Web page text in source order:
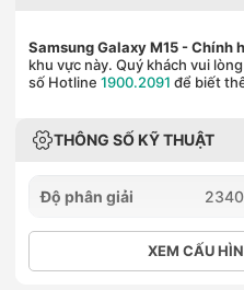
Samsung Galaxy M15 - Chính
khu vực này. Quý khách vui
số Hotline 1900.2091 để biết
THÔNG SỐ KỸ THUẬT
Độ phân giải
XEM CẤU